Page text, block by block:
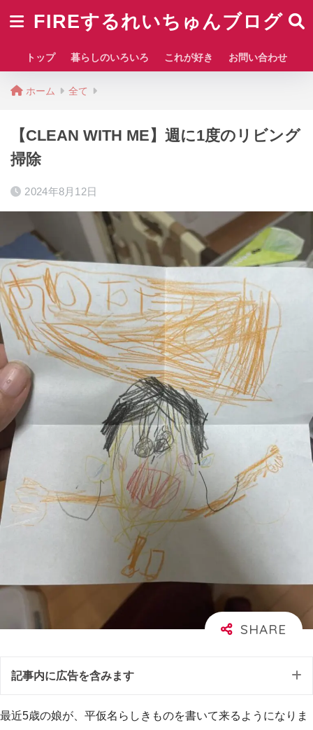
FIREするれいちゅんブログ
トップ 暮らしのいろいろ これが好き お問い合わせ
ホーム 全て
【CLEAN WITH ME】週に1度のリビング
掃除
2024年8月12日
記事内に広告を含みます
最近5歳の娘が、平仮名らしきものを書いて来るようになりま